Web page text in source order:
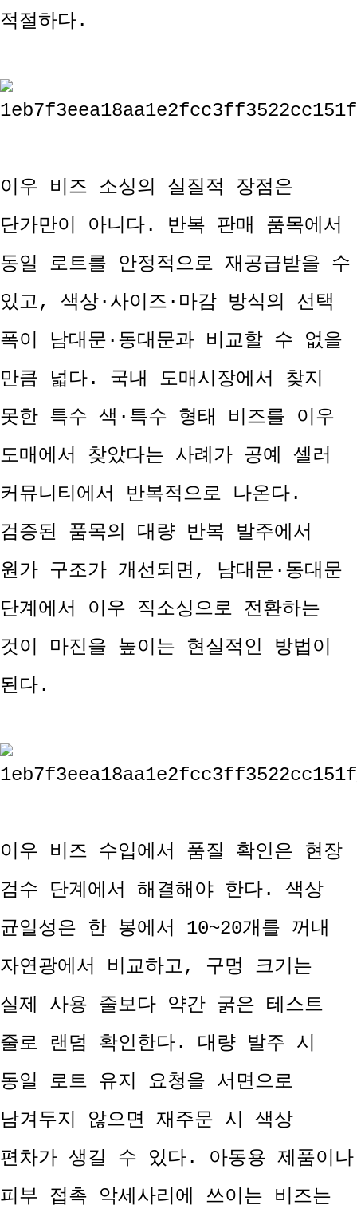
적절하다.
이우 비즈 소싱의 실질적 장점은
단가만이 아니다. 반복 판매 품목에서
동일 로트를 안정적으로 재공급받을 수
있고, 색상·사이즈·마감 방식의 선택
폭이 남대문·동대문과 비교할 수 없을
만큼 넓다. 국내 도매시장에서 찾지
못한 특수 색·특수 형태 비즈를 이우
도매에서 찾았다는 사례가 공예 셀러
커뮤니티에서 반복적으로 나온다.
검증된 품목의 대량 반복 발주에서
원가 구조가 개선되면, 남대문·동대문
단계에서 이우 직소싱으로 전환하는
것이 마진을 높이는 현실적인 방법이
된다.
이우 비즈 수입에서 품질 확인은 현장
검수 단계에서 해결해야 한다. 색상
균일성은 한 봉에서 10~20개를 꺼내
자연광에서 비교하고, 구멍 크기는
실제 사용 줄보다 약간 굵은 테스트
줄로 랜덤 확인한다. 대량 발주 시
동일 로트 유지 요청을 서면으로
남겨두지 않으면 재주문 시 색상
편차가 생길 수 있다. 아동용 제품이나
피부 접촉 악세사리에 쓰이는 비즈는